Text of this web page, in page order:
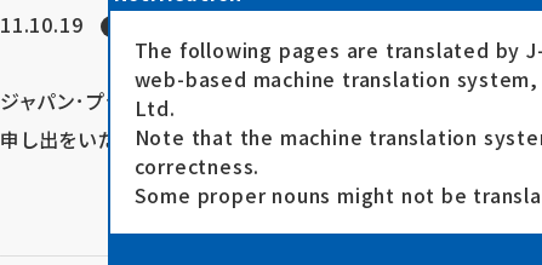
11.10.19
ジャパン･プラットフォーム東南アジア水害被災者支援に対し、
申し出をいただきました。
The following pages are translated by
web-based machine translation
Ltd.
Note that the machine translation
correctness.
Some proper nouns might not be